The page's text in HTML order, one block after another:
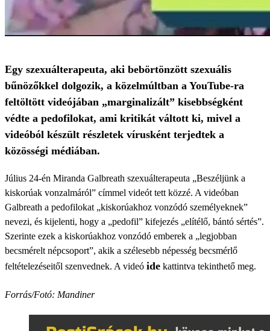
Egy szexuálterapeuta, aki bebörtönzött szexuális
bűnözőkkel dolgozik, a közelmúltban a YouTube-ra
feltöltött videójában „marginalizált” kisebbségként
védte a pedofilokat, ami kritikát váltott ki, mivel a
videóból készült részletek vírusként terjedtek a
közösségi médiában.
Július 24-én Miranda Galbreath szexuálterapeuta „Beszéljünk a
kiskorúak vonzalmáról” címmel videót tett közzé. A videóban
Galbreath a pedofilokat „kiskorúakhoz vonzódó személyeknek”
nevezi, és kijelenti, hogy a „pedofil” kifejezés „elítélő, bántó sértés”.
Szerinte ezek a kiskorúakhoz vonzódó emberek a „legjobban
becsmérelt népcsoport”, akik a szélesebb népesség becsmérlő
feltételezéseitől szenvednek. A videó ide kattintva tekinthető meg.
Forrás/Fotó: Mandiner